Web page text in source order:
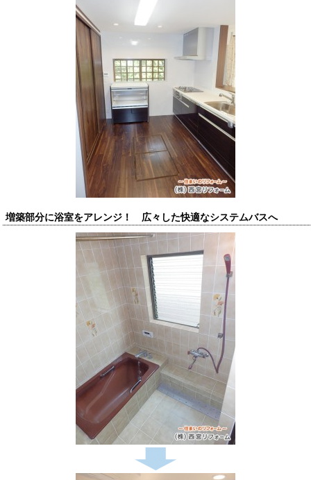
増築部分に浴室をアレンジ！ 広々した快適なシステムバスへ